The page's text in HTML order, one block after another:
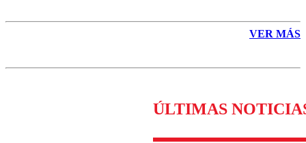
VER MÁS
ÚLTIMAS